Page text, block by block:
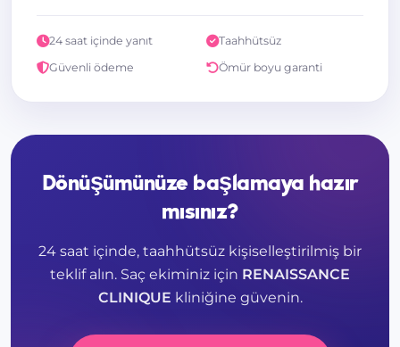
24 saat içinde yanıt
Taahhütsüz
Güvenli ödeme
Ömür boyu garanti
Dönüşümünüze başlamaya hazır
mısınız?
24 saat içinde, taahhütsüz kişiselleştirilmiş bir
teklif alın. Saç ekiminiz için RENAISSANCE
CLINIQUE kliniğine güvenin.